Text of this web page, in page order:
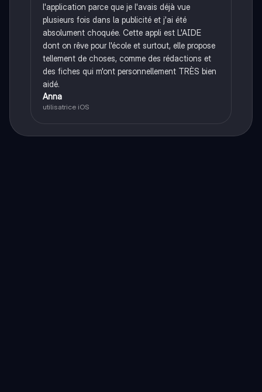
l'application parce que je l'avais déjà vue
plusieurs fois dans la publicité et j'ai été
absolument choquée. Cette appli est L'AIDE
dont on rêve pour l'école et surtout, elle propose
tellement de choses, comme des rédactions et
des fiches qui m'ont personnellement TRÈS bien
aidé.
Anna
utilisatrice iOS